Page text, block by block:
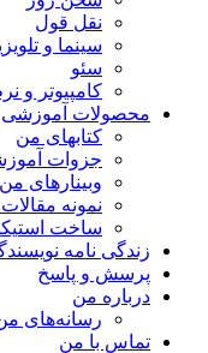
نقل قول
سینما و
سئو
کامپیوتر و
محصولات آموزشی
کتابهای من
جزوات
وبینارهای من
نمونه
ساخت
زندگی نامه
پرسش و پاسخ
درباره من
رسانه‌ها‌ی
تماس با من